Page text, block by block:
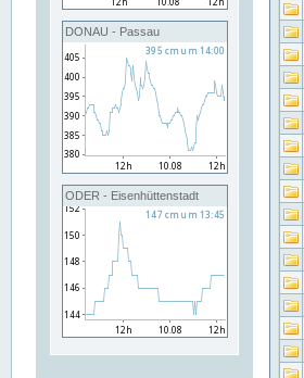
DONAU - Passau
ODER - Eisenhüttenstadt